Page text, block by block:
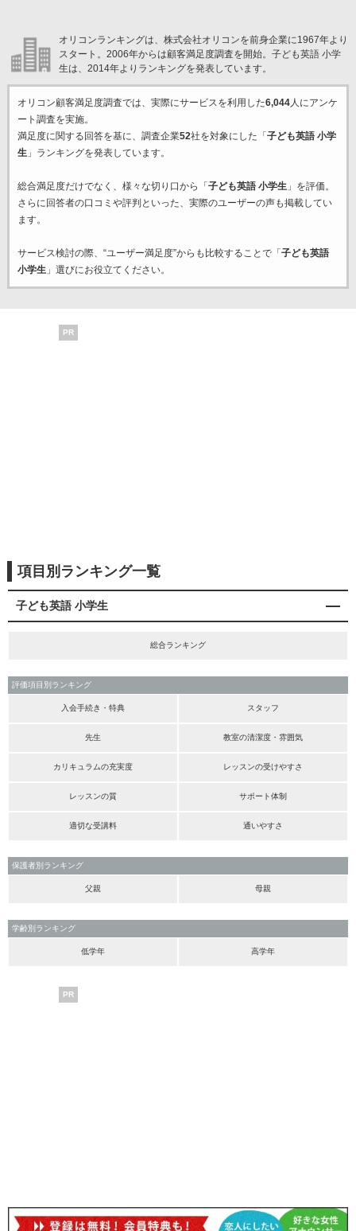
オリコンランキングは、株式会社オリコンを前身企業に1967年より
スタート。2006年からは顧客満足度調査を開始。子ども英語 小学
生は、2014年よりランキングを発表しています。
オリコン顧客満足度調査では、実際にサービスを利用した6,044人にアンケ
ート調査を実施。
満足度に関する回答を基に、調査企業52社を対象にした「 子ども英語 小学
生」ランキングを発表しています。
総合満足度だけでなく、様々な切り口から「 子ども英語 小学生」を評価。
さらに回答者の口コミや評判といった、実際のユーザーの声も掲載してい
ます。
サービス検討の際、“ユーザー満足度”からも比較することで「 子ども英語
小学生」選びにお役立てください。
PR
項目別ランキング一覧
子ども英語 小学生
総合ランキング
評価項目別ランキング
入会手続き・特典 スタッフ
先生 教室の清潔度・雰囲気
カリキュラムの充実度 レッスンの受けやすさ
レッスンの質 サポート体制
適切な受講料 通いやすさ
保護者別ランキング
父親 母親
学齢別ランキング
低学年 高学年
PR